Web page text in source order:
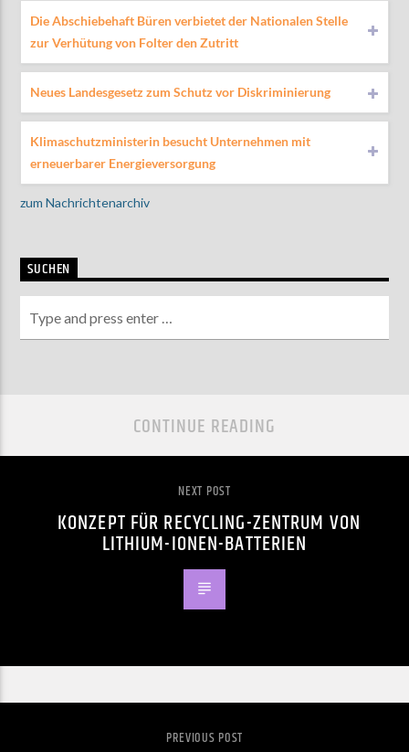
Die Abschiebehaft Büren verbietet der Nationalen Stelle
zur Verhütung von Folter den Zutritt
Neues Landesgesetz zum Schutz vor Diskriminierung
Klimaschutzministerin besucht Unternehmen mit
erneuerbarer Energieversorgung
zum Nachrichtenarchiv
SUCHEN
CONTINUE READING
NEXT POST
KONZEPT FÜR RECYCLING-ZENTRUM VON
LITHIUM-IONEN-BATTERIEN
PREVIOUS POST